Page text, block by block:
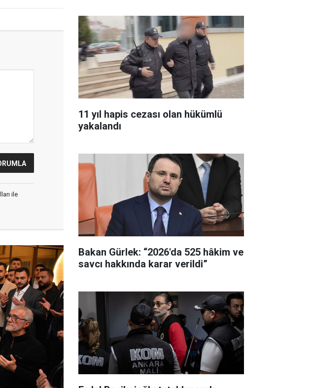
ile
11 yıl hapis cezası olan hükümlü
yakalandı
Bakan Gürlek: “2026'da 525 hâkim ve
savcı hakkında karar verildi”